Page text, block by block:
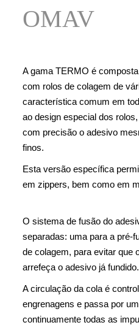
OMAV
A gama TERMO é
com rolos de colagem de
característica comum em
ao design especial dos
com precisão o adesivo
finos.
Esta versão específica
em zippers, bem como em
O sistema de fusão do
separadas: uma para a pré-
de colagem, para evitar que
arrefeça o adesivo já fundido.
A circulação da cola é
engrenagens e passa por
continuamente todas as